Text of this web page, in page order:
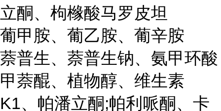
立酮、枸橼酸马罗皮坦
葡甲胺、葡乙胺、葡辛胺
萘普生、萘普生钠、氨甲环酸
甲萘醌、植物醇、维生素
K1、帕潘立酮;帕利哌酮、卡